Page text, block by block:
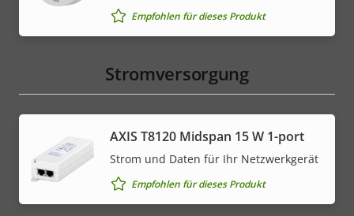
Empfohlen für dieses Produkt
Stromversorgung
AXIS T8120 Midspan 15 W 1-port
Strom und Daten für Ihr Netzwerkgerät
Empfohlen für dieses Produkt